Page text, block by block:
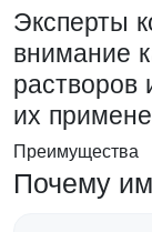
Эксперты
внимание
растворов
их
Преимущества
Почему